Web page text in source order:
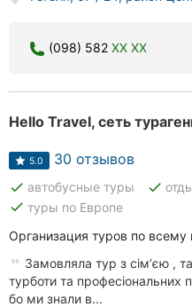
(098) 582 XX XX
Hello Travel, сеть
5.0 30 отзывов
done автобусные туры done
done туры по Европе
Организация туров по всему
Замовляла тур з сімʼєю ,
турботи та професіональних
бо ми знали в...